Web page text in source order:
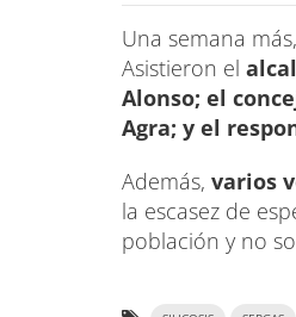
Una semana
Asistieron el
Alonso; el
Agra; y el
Además, varios
la escasez de
población y no